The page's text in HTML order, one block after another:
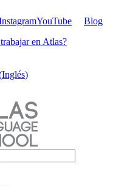
YouTube
Blog
en Atlas?
Inglés)